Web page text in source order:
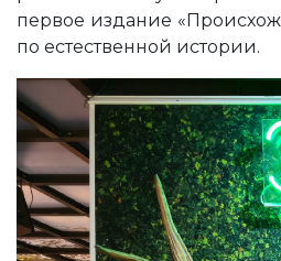
первое издание
по естественной истории.